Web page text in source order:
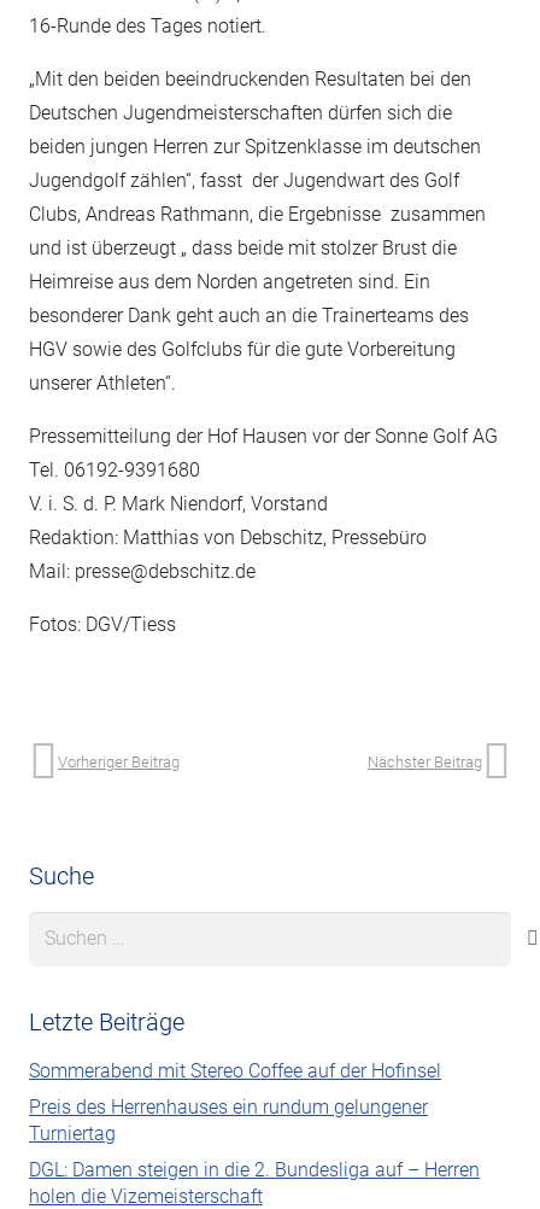
16-Runde des Tages notiert.
„Mit den beiden beeindruckenden Resultaten bei den
Deutschen Jugendmeisterschaften dürfen sich die
beiden jungen Herren zur Spitzenklasse im deutschen
Jugendgolf zählen“, fasst der Jugendwart des Golf
Clubs, Andreas Rathmann, die Ergebnisse zusammen
und ist überzeugt „ dass beide mit stolzer Brust die
Heimreise aus dem Norden angetreten sind. Ein
besonderer Dank geht auch an die Trainerteams des
HGV sowie des Golfclubs für die gute Vorbereitung
unserer Athleten“.
Pressemitteilung der Hof Hausen vor der Sonne Golf AG
Tel. 06192-9391680
V. i. S. d. P. Mark Niendorf, Vorstand
Redaktion: Matthias von Debschitz, Pressebüro
Mail: presse@debschitz.de
Fotos: DGV/Tiess
Vorheriger Beitrag Nächster Beitrag
Suche
Suchen
Letzte Beiträge
Sommerabend mit Stereo Coffee auf der Hofinsel
Preis des Herrenhauses ein rundum gelungener
Turniertag
DGL: Damen steigen in die 2. Bundesliga auf – Herren
holen die Vizemeisterschaft